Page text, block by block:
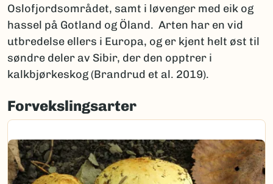
Oslofjordsområdet, samt i løvenger med eik og
hassel på Gotland og Öland. Arten har en vid
utbredelse ellers i Europa, og er kjent helt øst til
søndre deler av Sibir, der den opptrer i
kalkbjørkeskog (Brandrud et al. 2019).
Forvekslingsarter